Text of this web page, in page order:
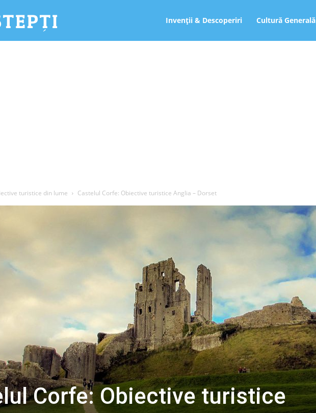
Deștepți.ro Invenții & Descoperiri Cultură Generală
turistice din lume Castelul Corfe: Obiective turistice Anglia – Dorset
Corfe: Obiective turistice